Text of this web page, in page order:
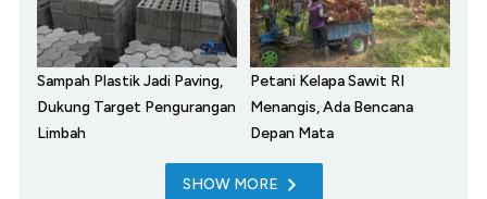
Sampah Plastik Jadi Paving,
Dukung Target Pengurangan
Limbah
Petani Kelapa Sawit RI
Menangis, Ada Bencana
Depan Mata
SHOW MORE